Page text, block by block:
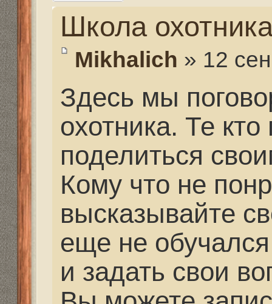
Здесь мы поговорим
охотника. Те кто
поделиться своими
Кому что не
высказывайте свои
еще не обучался
и задать свои
Вы можете
forum442/
продвинутый курс
оружия. Подробную
можете посмотреть
http://snipersk.ru/